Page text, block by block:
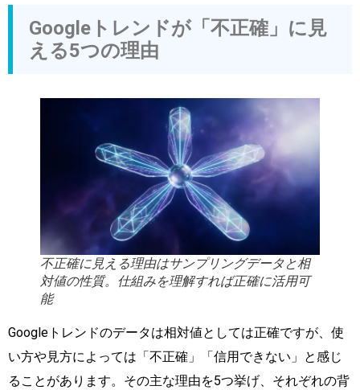
Googleトレンドが「不正確」に見
える5つの理由
不正確に見える理由はサンプリングデータと相
対値の性質。仕組みを理解すれば正確に活用可
能
Googleトレンドのデータは相対値としては正確ですが、使
い方や見方によっては「不正確」「信用できない」と感じ
ることがあります。その主な理由を5つ挙げ、それぞれの背